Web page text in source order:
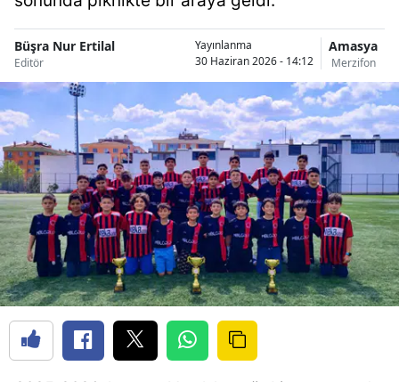
Büşra Nur Ertilal
Editör
Yayınlanma
30 Haziran 2026 - 14:12
Amasya
Merzifon